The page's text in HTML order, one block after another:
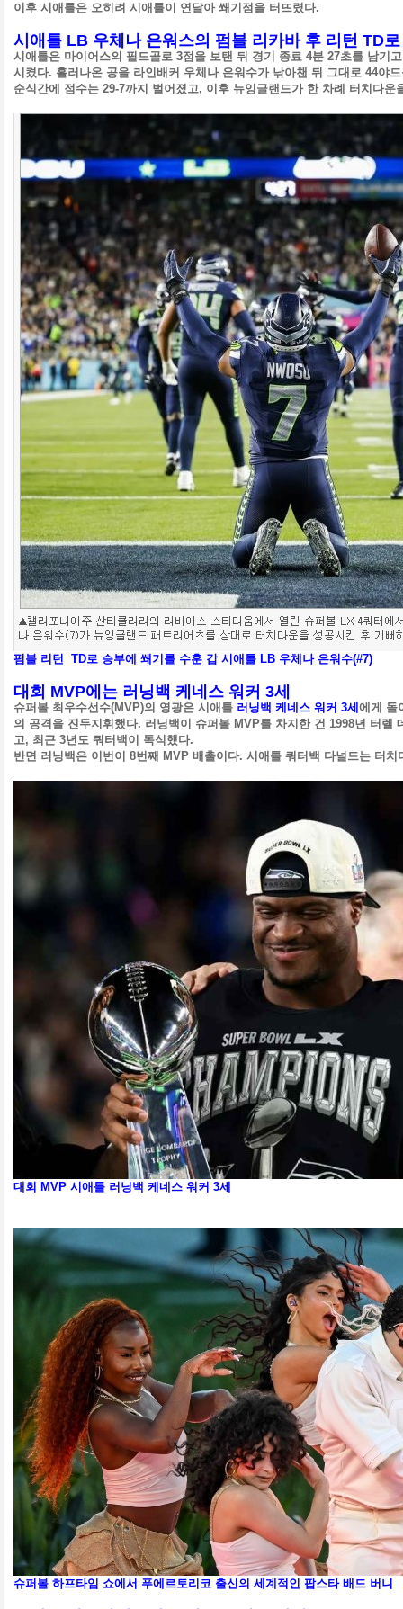
이후 시애틀은 오히려 시애틀이 연달아 쐐기점을 터뜨렸다.
시애틀 LB 우체나 은워스의 펌블 리카바 후 리턴 TD
시애틀은 마이어스의 필드골로 3점을 보탠 뒤 경기 종료 4분 27초를 남기
시켰다. 흘러나온 공을 라인배커 우체나 은워수가 낚아챈 뒤 그대로 44야
순식간에 점수는 29-7까지 벌어졌고, 이후 뉴잉글랜드가 한 차례 터치다
펌블 리턴 TD로 승부에 쐐기를 수훈 갑 시애틀 LB 우체나 은워수(#7)
대회 MVP에는 러닝백 케네스 워커 3세
슈퍼볼 최우수선수(MVP)의 영광은 시애틀 러닝백 케네스 워커 3세 에게 돌
의 공격을 진두지휘했다. 러닝백이 슈퍼볼 MVP를 차지한 건 1998년 터
고, 최근 3년도 쿼터백이 독식했다.
반면 러닝백은 이번이 8번째 MVP 배출이다. 시애틀 쿼터백 다널드는 터
대회 MVP 시애틀 러닝백 케네스 워커 3세
슈퍼볼 하프타임 쇼에서 푸에르토리코 출신의 세계적인 팝스타 배드 버니